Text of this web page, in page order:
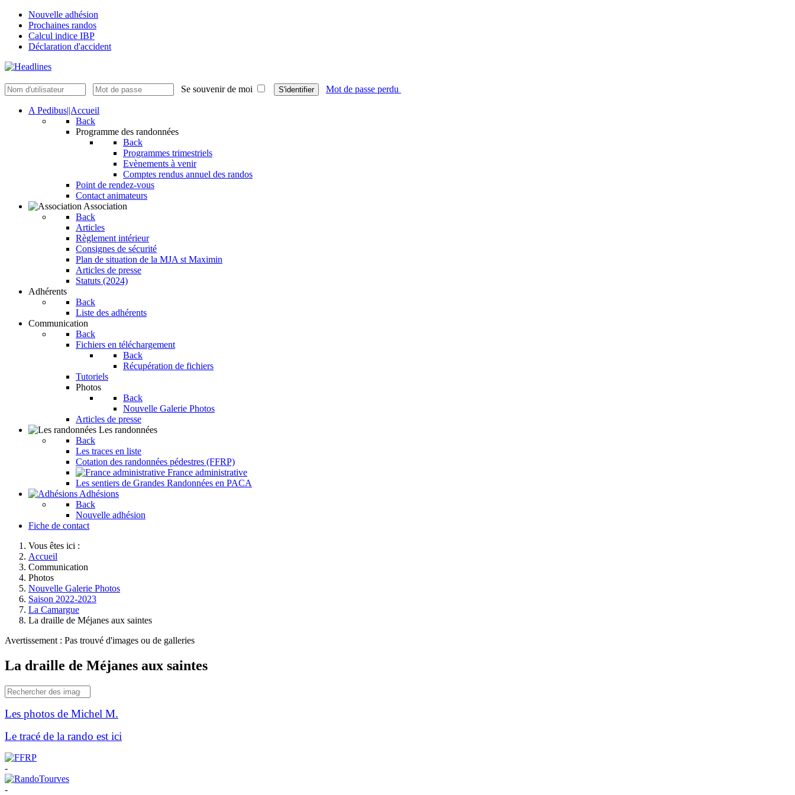
Nouvelle adhésion
Prochaines randos
Calcul indice IBP
Déclaration d'accident
Se souvenir de moi S'identifier Mot de passe perdu
A Pedibus||Accueil
Back
Programme des randonnées
Back
Programmes trimestriels
Evènements à venir
Comptes rendus annuel des randos
Point de rendez-vous
Contact animateurs
Association
Back
Articles
Règlement intérieur
Consignes de sécurité
Plan de situation de la MJA st Maximin
Articles de presse
Statuts (2024)
Adhérents
Back
Liste des adhérents
Communication
Back
Fichiers en téléchargement
Back
Récupération de fichiers
Tutoriels
Photos
Back
Nouvelle Galerie Photos
Articles de presse
Les randonnées
Back
Les traces en liste
Cotation des randonnées pédestres (FFRP)
France administrative
Les sentiers de Grandes Randonnées en PACA
Adhésions
Back
Nouvelle adhésion
Fiche de contact
Vous êtes ici :
Accueil
Communication
Photos
Nouvelle Galerie Photos
Saison 2022-2023
La Camargue
La draille de Méjanes aux saintes
Avertissement : Pas trouvé d'images ou de galleries
La draille de Méjanes aux saintes
Les photos de Michel M.
Le tracé de la rando est ici
-
-